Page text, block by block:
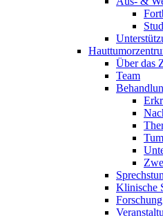
Über das
Team
Klinische
Forschung